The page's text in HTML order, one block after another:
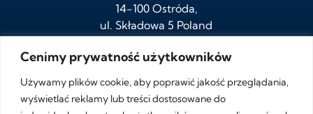
Cenimy prywatność użytkowników
Używamy plików cookie, aby poprawić jakość przeglądania,
wyświetlać reklamy lub treści dostosowane do
14-100 Ostróda,
ul. Składowa 5 Poland
tel. + 48 /89/ 646 05 95